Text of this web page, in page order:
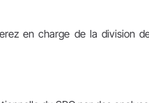
en charge de la division